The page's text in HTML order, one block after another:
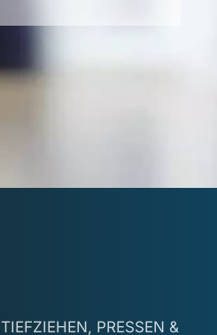
TIEFZIEHEN, PRESSEN &